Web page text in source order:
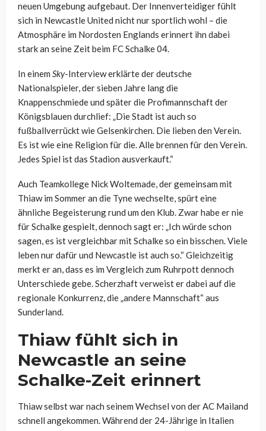
neuen Umgebung aufgebaut. Der Innenverteidiger fühlt
sich in Newcastle United nicht nur sportlich wohl – die
Atmosphäre im Nordosten Englands erinnert ihn dabei
stark an seine Zeit beim FC Schalke 04.
In einem Sky-Interview erklärte der deutsche
Nationalspieler, der sieben Jahre lang die
Knappenschmiede und später die Profimannschaft der
Königsblauen durchlief: „Die Stadt ist auch so
fußballverrückt wie Gelsenkirchen. Die lieben den Verein.
Es ist wie eine Religion für die. Alle brennen für den Verein.
Jedes Spiel ist das Stadion ausverkauft.“
Auch Teamkollege Nick Woltemade, der gemeinsam mit
Thiaw im Sommer an die Tyne wechselte, spürt eine
ähnliche Begeisterung rund um den Klub. Zwar habe er nie
für Schalke gespielt, dennoch sagt er: „Ich würde schon
sagen, es ist vergleichbar mit Schalke so ein bisschen. Viele
leben nur dafür und Newcastle ist auch so.“ Gleichzeitig
merkt er an, dass es im Vergleich zum Ruhrpott dennoch
Unterschiede gebe. Scherzhaft verweist er dabei auf die
regionale Konkurrenz, die „andere Mannschaft“ aus
Sunderland.
Thiaw fühlt sich in
Newcastle an seine
Schalke-Zeit erinnert
Thiaw selbst war nach seinem Wechsel von der AC Mailand
schnell angekommen. Während der 24-Jährige in Italien